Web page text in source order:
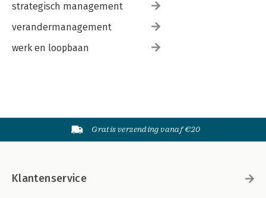
strategisch management
verandermanagement
werk en loopbaan
Gratis verzending vanaf €20
Klantenservice